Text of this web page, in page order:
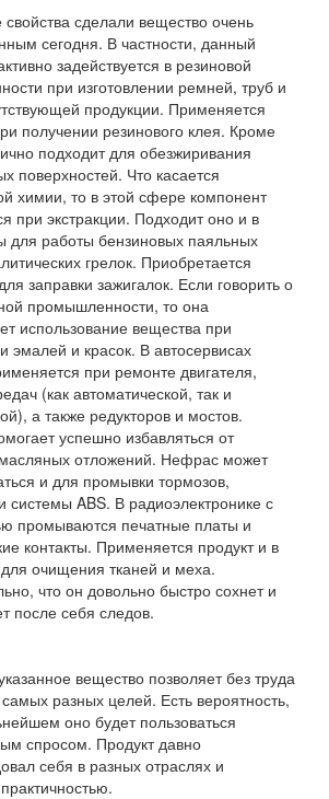
сделали вещество очень
сегодня. В частности, данный
задействуется в резиновой
при изготовлении ремней, труб и
продукции. Применяется
получении резинового клея. Кроме
подходит для обезжиривания
поверхностей. Что касается
химии, то в этой сфере компонент
при экстракции. Подходит оно и в
для работы бензиновых паяльных
грелок. Приобретается
заправки зажигалок. Если говорить о
промышленности, то она
использование вещества при
эмалей и красок. В автосервисах
при ремонте двигателя,
(как автоматической, так и
а также редукторов и мостов.
успешно избавляться от
отложений. Нефрас может
и для промывки тормозов,
системы ABS. В радиоэлектронике с
промываются печатные платы и
контакты. Применяется продукт и в
очищения тканей и меха.
что он довольно быстро сохнет и
после себя следов.
вещество позволяет без труда
разных целей. Есть вероятность,
оно будет пользоваться
спросом. Продукт давно
себя в разных отраслях и